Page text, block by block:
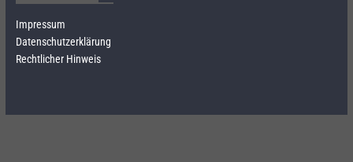
Impressum
Datenschutzerklärung
Rechtlicher Hinweis